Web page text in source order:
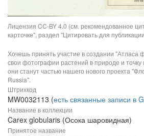
Лицензия CC-BY 4.0 (см. рекомендованное
карточке", раздел "Цитировать для
Хочешь принять участие в создании "Атласа
свои фотографии растений в природе и точку
они станут частью нашего нового проекта
Russia".
Штрихкод
MW0032113 (есть связанные записи в
Название в коллекции
Carex globularis (Осока шаровидная)
Принятое название